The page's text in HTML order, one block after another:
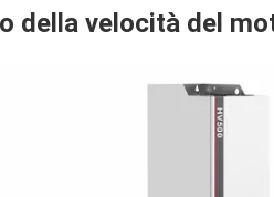
della velocità del